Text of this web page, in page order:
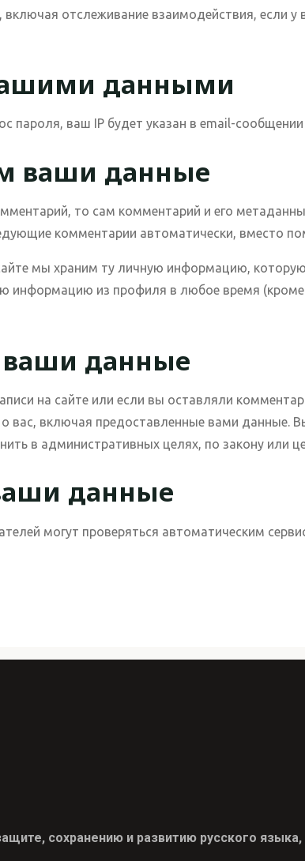
отслеживание взаимодействия, если у
данными
пароля, ваш IP будет указан в email-сообщении
ваши данные
то сам комментарий и его
комментарии автоматически, вместо
мы храним ту личную информацию,
информацию из профиля в любое время
ваши данные
на сайте или если вы оставляли
вас, включая предоставленные вами данные.
в административных целях, по закону или
данные
могут проверяться автоматическим
сохранению и развитию русского языка,